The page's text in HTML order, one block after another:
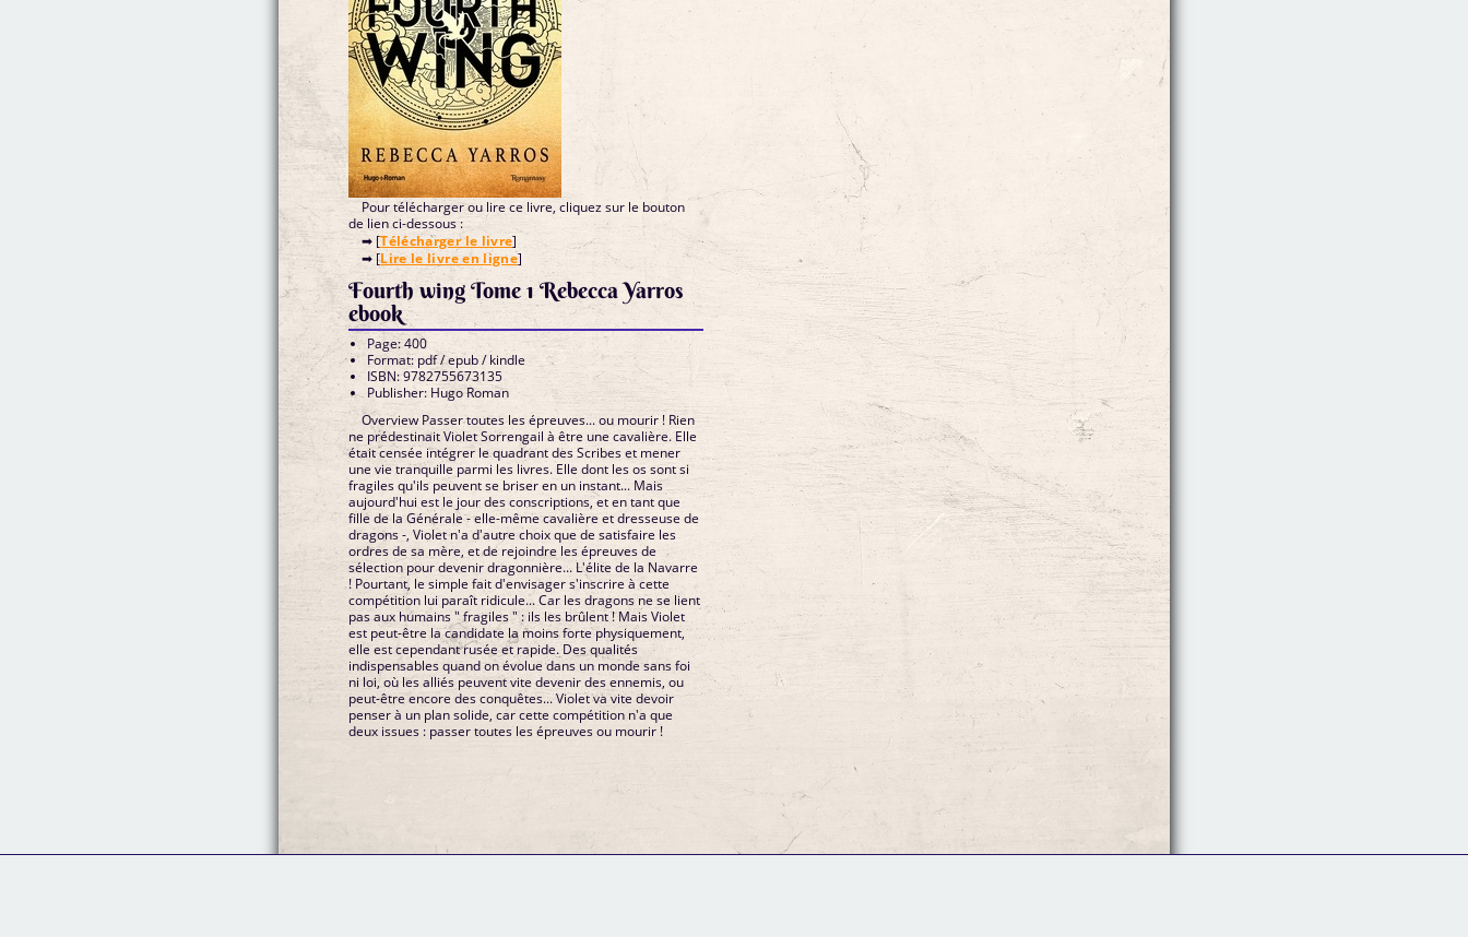
Pour télécharger ou lire ce livre, cliquez sur le bouton
de lien ci-dessous :
➡ [Télécharger le livre]
➡ [Lire le livre en ligne]
Fourth wing Tome 1 Rebecca Yarros
ebook
Page: 400
Format: pdf / epub / kindle
ISBN: 9782755673135
Publisher: Hugo Roman
Overview Passer toutes les épreuves... ou mourir ! Rien
ne prédestinait Violet Sorrengail à être une cavalière. Elle
était censée intégrer le quadrant des Scribes et mener
une vie tranquille parmi les livres. Elle dont les os sont si
fragiles qu'ils peuvent se briser en un instant... Mais
aujourd'hui est le jour des conscriptions, et en tant que
fille de la Générale - elle-même cavalière et dresseuse de
dragons -, Violet n'a d'autre choix que de satisfaire les
ordres de sa mère, et de rejoindre les épreuves de
sélection pour devenir dragonnière... L'élite de la Navarre
! Pourtant, le simple fait d'envisager s'inscrire à cette
compétition lui paraît ridicule... Car les dragons ne se lient
pas aux humains " fragiles " : ils les brûlent ! Mais Violet
est peut-être la candidate la moins forte physiquement,
elle est cependant rusée et rapide. Des qualités
indispensables quand on évolue dans un monde sans foi
ni loi, où les alliés peuvent vite devenir des ennemis, ou
peut-être encore des conquêtes... Violet va vite devoir
penser à un plan solide, car cette compétition n'a que
deux issues : passer toutes les épreuves ou mourir !